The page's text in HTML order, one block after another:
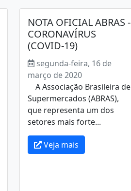
NOTA OFICIAL ABRAS -
CORONAVÍRUS
(COVID-19)
segunda-feira, 16 de
março de 2020
A Associação Brasileira de
Supermercados (ABRAS),
que representa um dos
setores mais forte...
Veja mais